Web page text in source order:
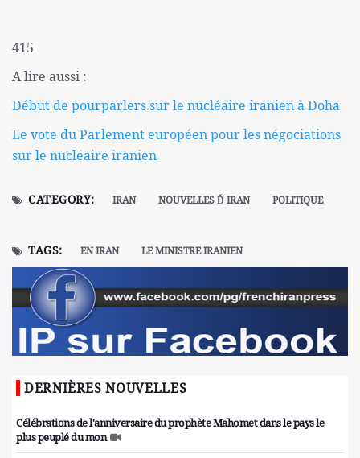
415
A lire aussi :
Début de pourparlers sur le nucléaire iranien à Doha
Le vote du Parlement européen pour les négociations
sur le nucléaire iranien
CATEGORY: IRAN NOUVELLES Ď IRAN POLITIQUE
TAGS: EN IRAN LE MINISTRE IRANIEN
DERNIÈRES NOUVELLES
Célébrations de l'anniversaire du prophète Mahomet dans le pays le
plus peuplé du mon